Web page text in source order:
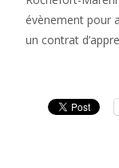
évènement pour
un contrat